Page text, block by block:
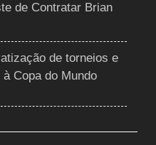
de Contratar Brian
de torneios e
Copa do Mundo